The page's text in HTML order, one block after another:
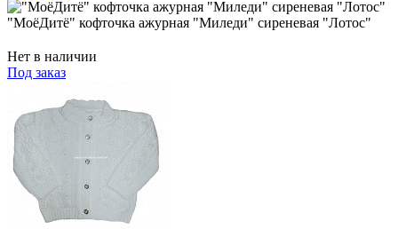
"МоёДитё" кофточка ажурная "Миледи" сиреневая "Лотос"
Нет в наличии
Под заказ